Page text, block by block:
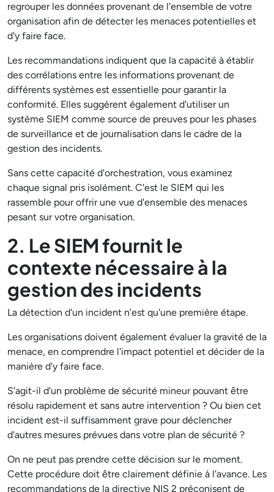
regrouper les données provenant de l'ensemble de votre
organisation afin de détecter les menaces potentielles et
d'y faire face.
Les recommandations indiquent que la capacité à établir
des corrélations entre les informations provenant de
différents systèmes est essentielle pour garantir la
conformité. Elles suggèrent également d'utiliser un
système SIEM comme source de preuves pour les phases
de surveillance et de journalisation dans le cadre de la
gestion des incidents.
Sans cette capacité d'orchestration, vous examinez
chaque signal pris isolément. C'est le SIEM qui les
rassemble pour offrir une vue d'ensemble des menaces
pesant sur votre organisation.
2. Le SIEM fournit le
contexte nécessaire à la
gestion des incidents
La détection d'un incident n'est qu'une première étape.
Les organisations doivent également évaluer la gravité de la
menace, en comprendre l'impact potentiel et décider de la
manière d'y faire face.
S'agit-il d'un problème de sécurité mineur pouvant être
résolu rapidement et sans autre intervention ? Ou bien cet
incident est-il suffisamment grave pour déclencher
d'autres mesures prévues dans votre plan de sécurité ?
On ne peut pas prendre cette décision sur le moment.
Cette procédure doit être clairement définie à l'avance. Les
recommandations de la directive NIS 2 préconisent de